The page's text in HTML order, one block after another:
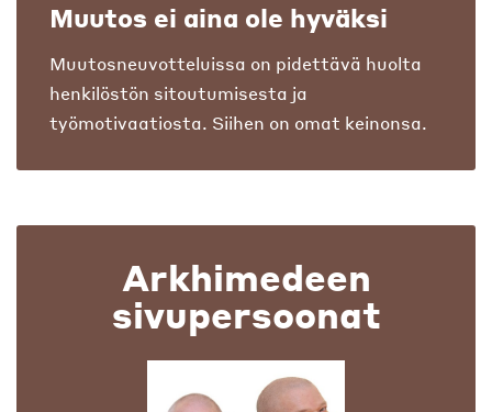
Muutos ei aina ole hyväksi
Muutosneuvotteluissa on pidettävä huolta
henkilöstön sitoutumisesta ja
työmotivaatiosta. Siihen on omat keinonsa.
Arkhimedeen
sivupersoonat